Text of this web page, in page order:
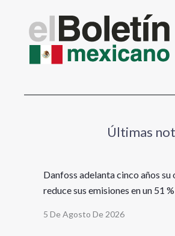
Últimas
Danfoss adelanta cinco años
reduce sus emisiones en un 51 %
5 De Agosto De 2026